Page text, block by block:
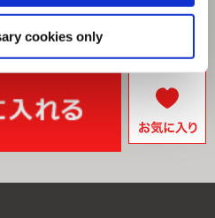
cookies only
88ポイント付与